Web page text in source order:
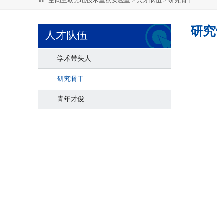
人才队伍
学术带头人
研究骨干
青年才俊
研